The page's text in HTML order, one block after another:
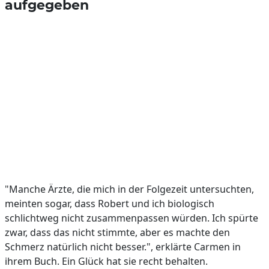
aufgegeben
"Manche Ärzte, die mich in der Folgezeit untersuchten,
meinten sogar, dass Robert und ich biologisch
schlichtweg nicht zusammenpassen würden. Ich spürte
zwar, dass das nicht stimmte, aber es machte den
Schmerz natürlich nicht besser.", erklärte Carmen in
ihrem Buch. Ein Glück hat sie recht behalten.